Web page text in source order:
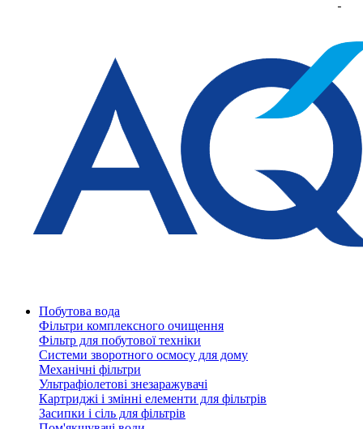
Побутова вода
Фільтри комплексного очищення
Фільтр для побутової техніки
Системи зворотного осмосу для дому
Механічні фільтри
Ультрафіолетові знезаражувачі
Картриджі і змінні елементи для фільтрів
Засипки і сіль для фільтрів